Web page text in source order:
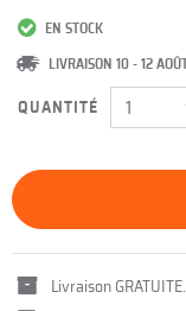
EN STOCK
LIVRAISON 10 - 12 AOÛT
QUANTITÉ
Livraison GRATUITE.